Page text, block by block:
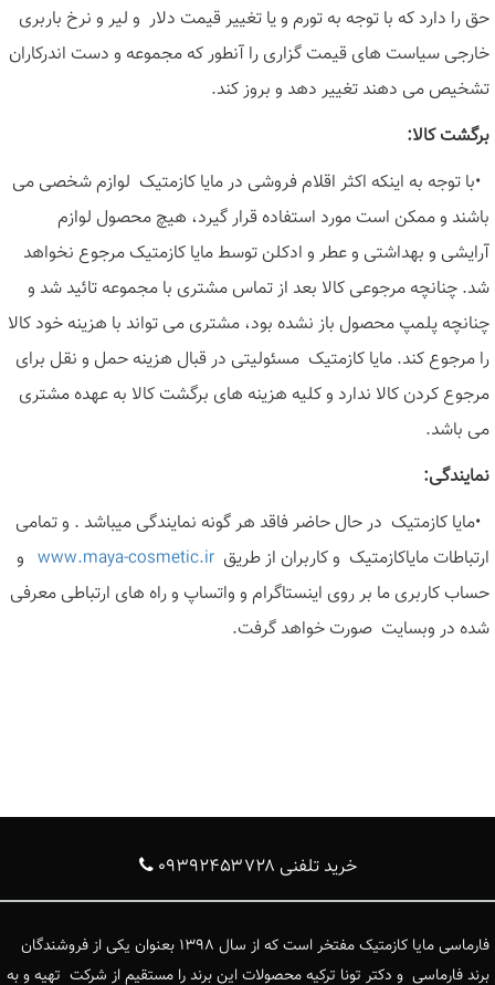
حق را دارد که با توجه به تورم و یا تغییر قیمت دلار و لیر و نرخ باربری
خارجی سیاست های قیمت گزاری را آنطور که مجموعه و دست اندرکاران
تشخیص می دهند تغییر دهد و بروز کند.
برگشت کالا:
•با توجه به اینکه اکثر اقلام فروشی در مایا کازمتیک لوازم شخصی می
باشند و ممکن است مورد استفاده قرار گیرد، هیچ محصول لوازم
آرایشی و بهداشتی و عطر و ادکلن توسط مایا کازمتیک مرجوع نخواهد
شد. چنانچه مرجوعی کالا بعد از تماس مشتری با مجموعه تائید شد و
چنانچه پلمپ محصول باز نشده بود، مشتری می تواند با هزینه خود کالا
را مرجوع کند. مایا کازمتیک مسئولیتی در قبال هزینه حمل و نقل برای
مرجوع کردن کالا ندارد و کلیه هزینه های برگشت کالا به عهده مشتری
می باشد.
نمایندگی:
•مایا کازمتیک در حال حاضر فاقد هر گونه نمایندگی میباشد . و تمامی
ارتباطات مایاکازمتیک و کاربران از طریق www.maya-cosmetic.ir و
حساب کاربری ما بر روی اینستاگرام و واتساپ و راه های ارتباطی معرفی
شده در وبسایت صورت خواهد گرفت.
خرید تلفنی ۰۹۳۹۲۴۵۳۷۲۸
فارماسی مایا کازمتیک مفتخر است که از سال ۱۳۹۸ بعنوان یکی از فروشندگان
برند فارماسی و دکتر تونا ترکیه محصولات این برند را مستقیم از شرکت تهیه و به